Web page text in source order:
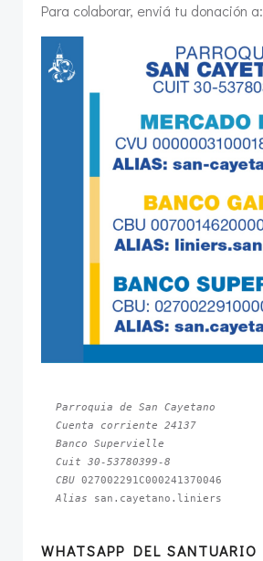
Para colaborar, enviá tu donación a:
Parroquia de San Cayetano
Cuenta corriente 24137
Banco Supervielle
Cuit 30-53780399-8
CBU
Alias san.cayetano.liniers
WHATSAPP DEL SANTUARIO